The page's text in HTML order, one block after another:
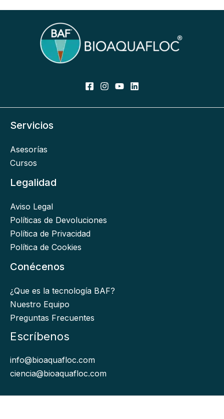
Servicios
Asesorías
Cursos
Legalidad
Aviso Legal
Políticas de Devoluciones
Política de Privacidad
Política de Cookies
Conécenos
¿Que es la tecnología BAF?
Nuestro Equipo
Preguntas Frecuentes
Escríbenos
info@bioaquafloc.com
ciencia@bioaquafloc.com